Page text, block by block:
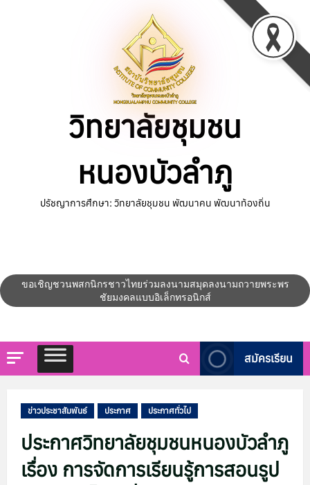
วิทยาลัยชุมชน
หนองบัวลำภู
ปรัชญาการศึกษา: วิทยาลัยชุมชน พัฒนาคน พัฒนาท้องถิ่น
ขอเชิญชวนพสกนิกรชาวไทยร่วมลงนามสมุดลงนามถวายพระพร
ชัยมงคลแบบอิเล็กทรอนิกส์
สมัครเรียน
ข่าวประชาสัมพันธ์ ประกาศ ประกาศทั่วไป
ประกาศวิทยาลัยชุมชนหนองบัวลำภู
เรื่อง การจัดการเรียนรู้การสอนรูป